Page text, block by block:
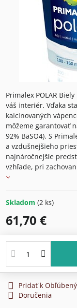
Primalex POLAR
váš interiér. Vďaka
kalcinovaných
môžeme garantovať
92% BaSO4). S
a vzdušnejšieho
najnáročnejšie
vzhľade, pri
Skladom (2 ks)
61,70 €
Pridať k
Doručenia